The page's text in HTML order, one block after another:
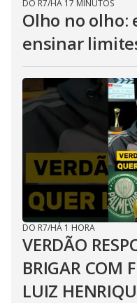
DO R7/HÁ 17 MINUTOS
Olho no olho:
ensinar
DO R7/HÁ 1 HORA
VERDÃO
BRIGAR COM
LUIZ